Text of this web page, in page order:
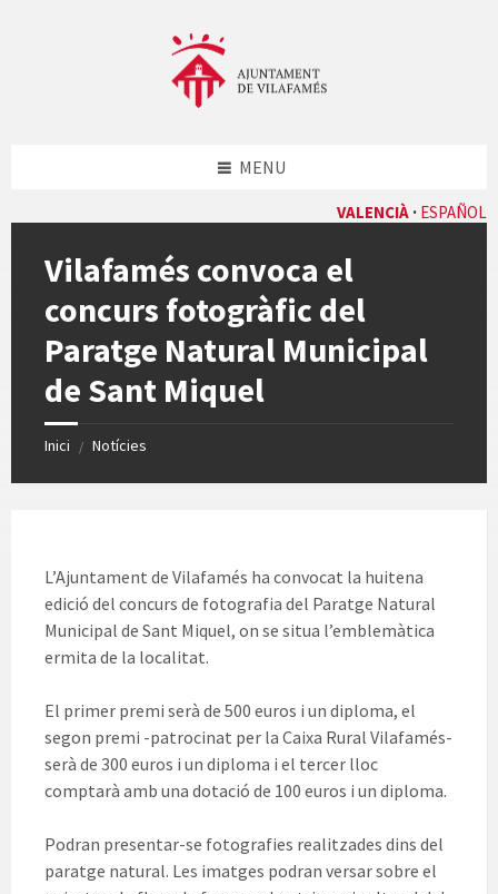
VALENCIÀ ESPAÑOL
MENU
Vilafamés convoca el
concurs fotogràfic del
Paratge Natural Municipal
de Sant Miquel
Inici / Notícies
L’Ajuntament de Vilafamés ha convocat la huitena
edició del concurs de fotografia del Paratge Natural
Municipal de Sant Miquel, on se situa l’emblemàtica
ermita de la localitat.
El primer premi serà de 500 euros i un diploma, el
segon premi -patrocinat per la Caixa Rural Vilafamés-
serà de 300 euros i un diploma i el tercer lloc
comptarà amb una dotació de 100 euros i un diploma.
Podran presentar-se fotografies realitzades dins del
paratge natural. Les imatges podran versar sobre el